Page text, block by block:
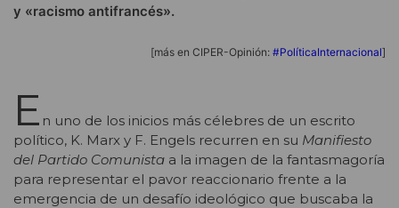
y «racismo antifrancés».
[más en CIPER-Opinión: #PolíticaInternacional]
E n uno de los inicios más célebres de un escrito
político, K. Marx y F. Engels recurren en su Manifiesto
del Partido Comunista a la imagen de la fantasmagoría
para representar el pavor reaccionario frente a la
emergencia de un desafío ideológico que buscaba la